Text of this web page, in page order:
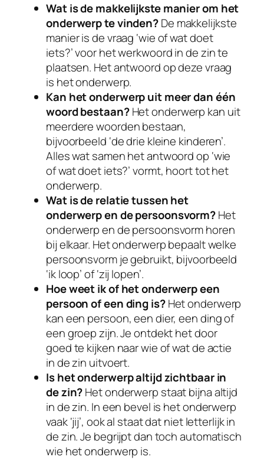
Wat is de makkelijkste manier om het
onderwerp te vinden?De makkelijkste
manier is de vraag ‘wie of wat doet
iets?’ voor het werkwoord in de zin te
plaatsen. Het antwoord op deze vraag
is het onderwerp.
Kan het onderwerp uit meer dan één
woord bestaan?Het onderwerp kan uit
meerdere woorden bestaan,
bijvoorbeeld ‘de drie kleine kinderen’.
Alles wat samen het antwoord op ‘wie
of wat doet iets?’ vormt, hoort tot het
onderwerp.
Wat is de relatie tussen het
onderwerp en de persoonsvorm?Het
onderwerp en de persoonsvorm horen
bij elkaar. Het onderwerp bepaalt welke
persoonsvorm je gebruikt, bijvoorbeeld
‘ik loop’ of ‘zij lopen’.
Hoe weet ik of het onderwerp een
persoon of een ding is?Het onderwerp
kan een persoon, een dier, een ding of
een groep zijn. Je ontdekt het door
goed te kijken naar wie of wat de actie
in de zin uitvoert.
Is het onderwerp altijd zichtbaar in
de zin?Het onderwerp staat bijna altijd
in de zin. In een bevel is het onderwerp
vaak ‘jij’, ook al staat dat niet letterlijk in
de zin. Je begrijpt dan toch automatisch
wie het onderwerp is.